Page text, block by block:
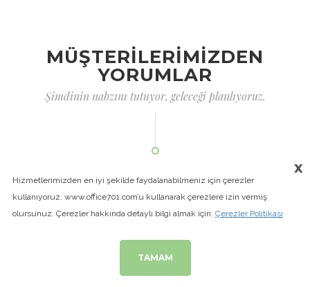
MÜŞTERİLERİMİZDEN
YORUMLAR
Şimdinin nabzını tutuyor, geleceği planlıyoruz.
OZAN ÖLMEZ Kurumsal Bahis Siteleri
Ticaretin dijital dünyada ne demek olduğunu bize
x
Hizmetlerimizden en iyi şekilde faydalanabilmeniz için çerezler
kullanıyoruz. www.office701.com’u kullanarak çerezlere izin vermiş
olursunuz. Çerezler hakkında detaylı bilgi almak için: Çerezler Politikası
TAMAM